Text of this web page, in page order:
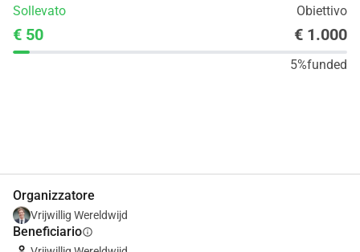
Sollevato Obiettivo
€ 50 € 1.000
5%funded
Organizzatore
Vrijwillig Wereldwijd
Beneficiarioinfo